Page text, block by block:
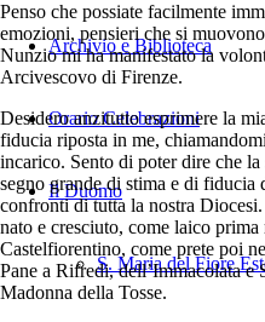
Archivio e Biblioteca
Orario Celebrazioni
Il Duomo
S. Maria del Fiore
Penso che possiate facilmente
emozioni, pensieri che si
Nunzio mi ha manifestato la
Arcivescovo di Firenze.
Desidero anzitutto esprimere la
fiducia riposta in me,
incarico. Sento di poter dire che
segno grande di stima e di fiducia
confronti di tutta la nostra
nato e cresciuto, come laico
Castelfiorentino, come prete poi
Pane a Rifredi, dell’Immacolata
Madonna della Tosse.